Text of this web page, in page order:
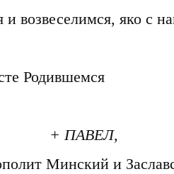
яко с
Родившемся
+ ПАВЕЛ,
Минский и